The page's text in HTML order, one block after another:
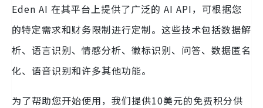
Eden AI 在其平台上提供了广泛的 AI API，可根据您
的特定需求和财务限制进行定制。这些技术包括数据解
析、语言识别、情感分析、徽标识别、问答、数据匿名
化、语音识别和许多其他功能。
为了帮助您开始使用，我们提供10美元的免费积分供